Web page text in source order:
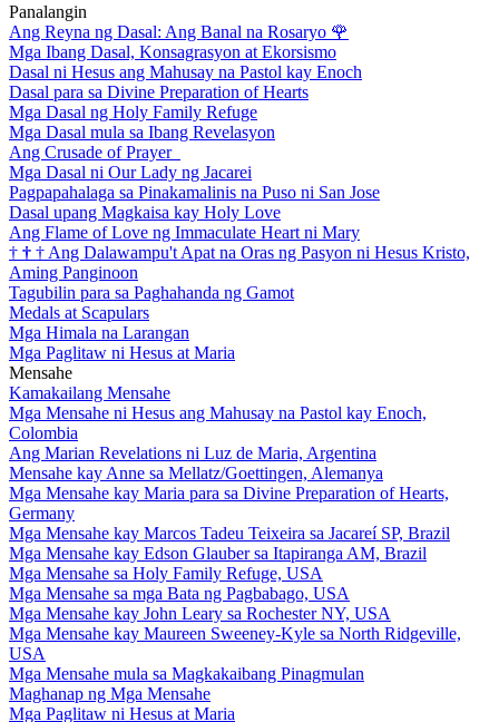
Panalangin
Ang Reyna ng Dasal: Ang Banal na Rosaryo 🌹
Mga Ibang Dasal, Konsagrasyon at Ekorsismo
Dasal ni Hesus ang Mahusay na Pastol kay Enoch
Dasal para sa Divine Preparation of Hearts
Mga Dasal ng Holy Family Refuge
Mga Dasal mula sa Ibang Revelasyon
Ang Crusade of Prayer
Mga Dasal ni Our Lady ng Jacarei
Pagpapahalaga sa Pinakamalinis na Puso ni San Jose
Dasal upang Magkaisa kay Holy Love
Ang Flame of Love ng Immaculate Heart ni Mary
† † † Ang Dalawampu't Apat na Oras ng Pasyon ni Hesus Kristo,
Aming Panginoon
Tagubilin para sa Paghahanda ng Gamot
Medals at Scapulars
Mga Himala na Larangan
Mga Paglitaw ni Hesus at Maria
Mensahe
Kamakailang Mensahe
Mga Mensahe ni Hesus ang Mahusay na Pastol kay Enoch,
Colombia
Ang Marian Revelations ni Luz de Maria, Argentina
Mensahe kay Anne sa Mellatz/Goettingen, Alemanya
Mga Mensahe kay Maria para sa Divine Preparation of Hearts,
Germany
Mga Mensahe kay Marcos Tadeu Teixeira sa Jacareí SP, Brazil
Mga Mensahe kay Edson Glauber sa Itapiranga AM, Brazil
Mga Mensahe sa Holy Family Refuge, USA
Mga Mensahe sa mga Bata ng Pagbabago, USA
Mga Mensahe kay John Leary sa Rochester NY, USA
Mga Mensahe kay Maureen Sweeney-Kyle sa North Ridgeville,
USA
Mga Mensahe mula sa Magkakaibang Pinagmulan
Maghanap ng Mga Mensahe
Mga Paglitaw ni Hesus at Maria